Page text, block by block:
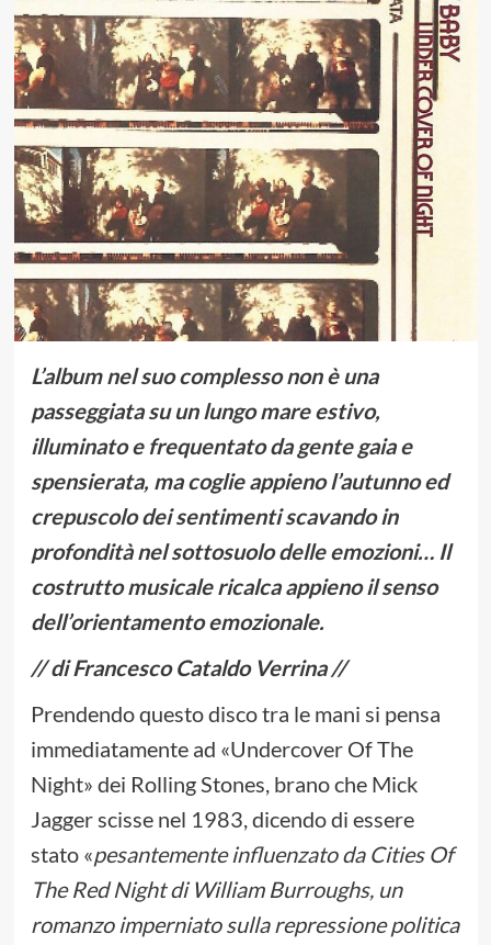
L’album nel suo complesso non è una
passeggiata su un lungo mare estivo,
illuminato e frequentato da gente gaia e
spensierata, ma coglie appieno l’autunno ed
crepuscolo dei sentimenti scavando in
profondità nel sottosuolo delle emozioni… Il
costrutto musicale ricalca appieno il senso
dell’orientamento emozionale.
// di Francesco Cataldo Verrina //
Prendendo questo disco tra le mani si pensa
immediatamente ad «Undercover Of The
Night» dei Rolling Stones, brano che Mick
Jagger scisse nel 1983, dicendo di essere
stato «pesantemente influenzato da Cities Of
The Red Night di William Burroughs, un
romanzo imperniato sulla repressione politica